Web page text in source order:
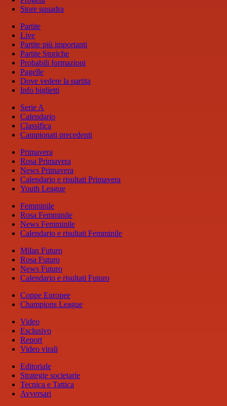
Store squadra
Partite
Live
Partite più importanti
Partite Storiche
Probabili formazioni
Pagelle
Dove vedere la partita
Info biglietti
Serie A
Calendario
Classifica
Campionati precedenti
Primavera
Rosa Primavera
News Primavera
Calendario e risultati Primavera
Youth League
Femminile
Rosa Femminile
News Femminile
Calendario e risultati Femminile
Milan Futuro
Rosa Futuro
News Futuro
Calendario e risultati Futuro
Coppe Europee
Champions League
Video
Esclusivo
Report
Video virali
Editoriale
Strategie societarie
Tecnica e Tattica
Avversari